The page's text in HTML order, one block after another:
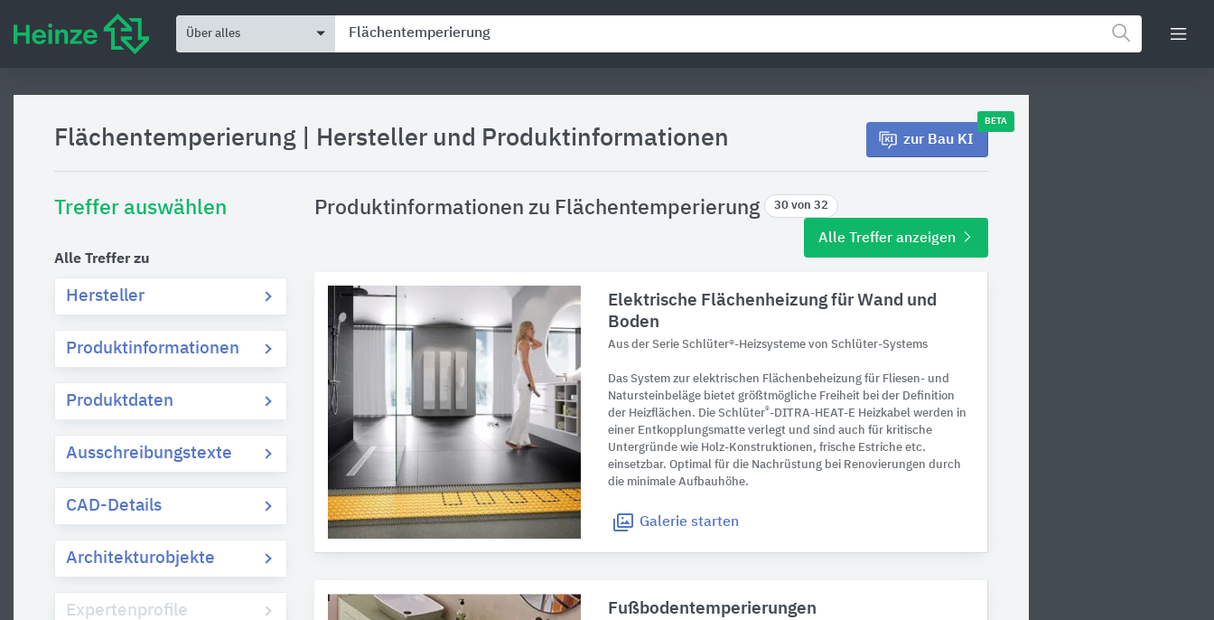
Über alles
Flächentemperierung Hersteller und Produktinformationen zur Bau KI
BETA
Treffer auswählen
Alle Treffer zu
Hersteller
Produktinformationen
Produktdaten
Ausschreibungstexte
CAD-Details
Architekturobjekte
Expertenprofile
Produktinformationen zu Flächentemperierung 30 von 32
Alle Treffer anzeigen
Elektrische Flächenheizung für Wand und
Boden
Aus der Serie Schlüter®-Heizsysteme von Schlüter-Systems
Das System zur elektrischen Flächenbeheizung für Fliesen- und
Natursteinbeläge bietet größtmögliche Freiheit bei der Definition
der Heizflächen. Die Schlüter®-DITRA-HEAT-E Heizkabel werden in
einer Entkopplungsmatte verlegt und sind auch für kritische
Untergründe wie Holz-Konstruktionen, frische Estriche etc.
einsetzbar. Optimal für die Nachrüstung bei Renovierungen durch
die minimale Aufbauhöhe.
Galerie starten
Fußbodentemperierungen